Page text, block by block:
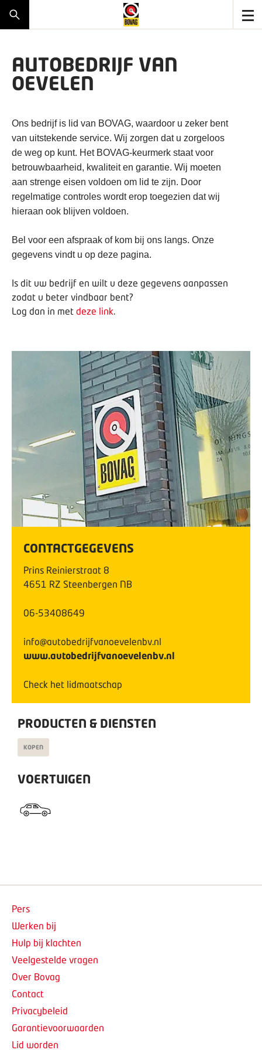
AUTOBEDRIJF VAN
OEVELEN
Ons bedrijf is lid van BOVAG, waardoor u zeker bent
van uitstekende service. Wij zorgen dat u zorgeloos
de weg op kunt. Het BOVAG-keurmerk staat voor
betrouwbaarheid, kwaliteit en garantie. Wij moeten
aan strenge eisen voldoen om lid te zijn. Door
regelmatige controles wordt erop toegezien dat wij
hieraan ook blijven voldoen.
Bel voor een afspraak of kom bij ons langs. Onze
gegevens vindt u op deze pagina.
Is dit uw bedrijf en wilt u deze gegevens aanpassen
zodat u beter vindbaar bent?
Log dan in met deze link.
CONTACTGEGEVENS
Prins Reinierstraat 8
4651 RZ Steenbergen NB
06-53408649
info@autobedrijfvanoevelenbv.nl
www.autobedrijfvanoevelenbv.nl
Check het lidmaatschap
PRODUCTEN & DIENSTEN
KOPEN
VOERTUIGEN
Pers
Werken bij
Hulp bij klachten
Veelgestelde vragen
Over Bovag
Contact
Privacybeleid
Garantievoorwaarden
Lid worden